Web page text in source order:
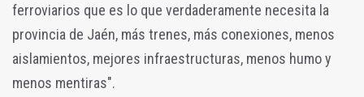
ferroviarios que es lo que verdaderamente necesita la
provincia de Jaén, más trenes, más conexiones, menos
aislamientos, mejores infraestructuras, menos humo y
menos mentiras".